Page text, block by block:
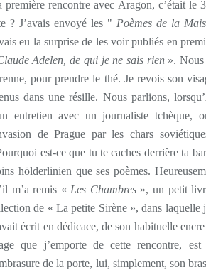
première rencontre avec Aragon, c’était le
? J’avais envoyé les " Poèmes de la
eu la surprise de les voir publiés en
Adelen, de qui je ne sais rien». Nous
pour prendre le thé. Je revois son
dans une résille. Nous parlions,
entretien avec un journaliste tchèque,
de Prague par les chars
est-ce que tu te caches derrière ta
hölderlinien que ses poèmes.
m’a remis « Les Chambres», un petit
de « La petite Sirène », dans laquelle
écrit en dédicace, de son habituelle
que j’emporte de cette rencontre,
de la porte, lui, simplement, son